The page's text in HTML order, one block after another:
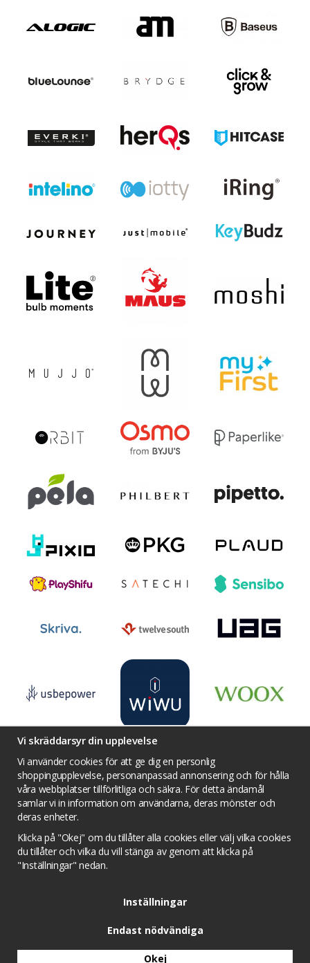
Villkor Kontakta oss
Facebook
Twitter
YouTube
Prisjakt
Integritets sekretesspolicy
Tävlingsvillkor
Om cookies
Cookie inställningar
Vi skräddarsyr din upplevelse
Vi använder cookies för att ge dig en personlig
shoppingupplevelse, personanpassad annonsering och för hålla
våra webbplatser tillförlitliga och säkra. För detta ändamål
samlar vi in information om användarna, deras mönster och
deras enheter.
Klicka på "Okej" om du tillåter alla cookies eller välj vilka cookies
du tillåter och vilka du vill stänga av genom att klicka på
"Inställningar" nedan.
Inställningar
Endast nödvändiga
Okej